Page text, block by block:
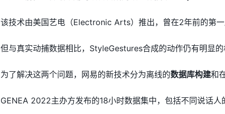
该技术由美国艺电（Electronic Arts）推出，曾在2年前的第一
但与真实动捕数据相比，StyleGestures合成的动作仍有明显
为了解决这两个问题，网易的新技术分为离线的数据库构建和
GENEA 2022主办方发布的18小时数据集中，包括不同说话人